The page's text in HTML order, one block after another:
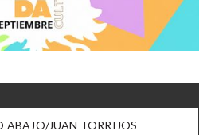
ABAJO/JUAN TORRIJOS